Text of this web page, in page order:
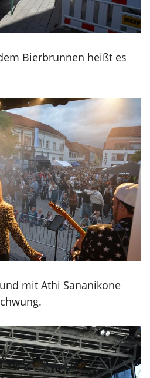
Bierbrunnen heißt es
mit Athi Sananikone